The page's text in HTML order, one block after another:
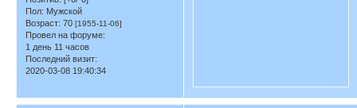
Пол: Мужской
Возраст: 70 [1955-11-06]
Провел на форуме:
1 день 11 часов
Последний визит:
2020-03-08 19:40:34